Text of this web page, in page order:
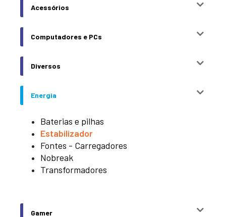
Acessórios
Computadores e PCs
Diversos
Energia
Baterias e pilhas
Estabilizador
Fontes - Carregadores
Nobreak
Transformadores
Gamer